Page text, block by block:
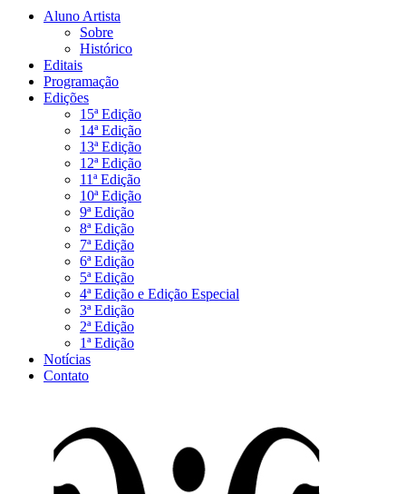
Aluno Artista
Sobre
Histórico
Editais
Programação
Edições
15ª Edição
14ª Edição
13ª Edição
12ª Edição
11ª Edição
10ª Edição
9ª Edição
8ª Edição
7ª Edição
6ª Edição
5ª Edição
4ª Edição e Edição Especial
3ª Edição
2ª Edição
1ª Edição
Notícias
Contato